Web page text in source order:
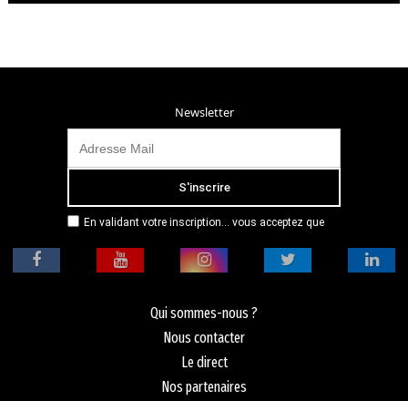
Newsletter
En validant votre inscription... vous acceptez que
adresse email dans le but de vous envoyer
mensuellement sa lettre d’informations. Pour plus
politique de confidentialité.
Qui sommes-nous ?
Nous contacter
Le direct
Nos partenaires